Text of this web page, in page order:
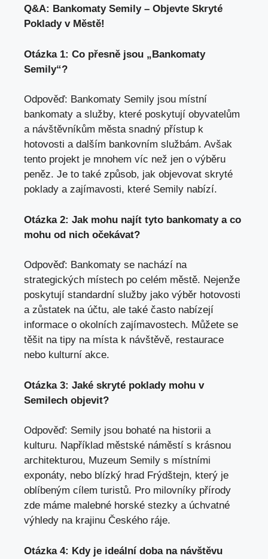
Q&A: Bankomaty Semily – Objevte Skryté
Poklady v Městě!
Otázka 1: Co přesně jsou „Bankomaty
Semily“?
Odpověď: Bankomaty Semily jsou místní
bankomaty a služby, které poskytují obyvatelům
a návštěvníkům města snadný přístup k
hotovosti a dalším bankovním službám. Avšak
tento projekt je mnohem víc než jen o výběru
peněz. Je to také způsob, jak objevovat skryté
poklady a zajímavosti, které Semily nabízí.
Otázka 2: Jak mohu najít tyto bankomaty a co
mohu od nich očekávat?
Odpověď: Bankomaty se nachází na
strategických místech po celém městě. Nejenže
poskytují standardní služby jako výběr hotovosti
a zůstatek na účtu, ale také často nabízejí
informace o okolních zajímavostech. Můžete se
těšit na tipy na místa k návštěvě, restaurace
nebo kulturní akce.
Otázka 3: Jaké skryté poklady mohu v
Semilech objevit?
Odpověď: Semily jsou bohaté na historii a
kulturu. Například městské náměstí s krásnou
architekturou, Muzeum Semily s místními
exponáty, nebo blízký hrad Frýdštejn, který je
oblíbeným cílem turistů. Pro milovníky přírody
zde máme malebné horské stezky a úchvatné
výhledy na krajinu Českého ráje.
Otázka 4: Kdy je ideální doba na návštěvu